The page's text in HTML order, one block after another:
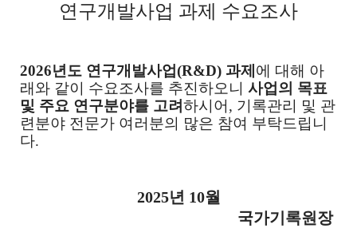
연구개발사업 과제 수요조사
2026년도 연구개발사업(R&D) 과제 에 대해 아
래와 같이 수요조사를 추진하오니 사업의 목표
및 주요 연구분야를 고려하시어, 기록관리 및 관
련분야 전문가 여러분의 많은 참여 부탁드립니
다.
2025년 10월
국가기록원장